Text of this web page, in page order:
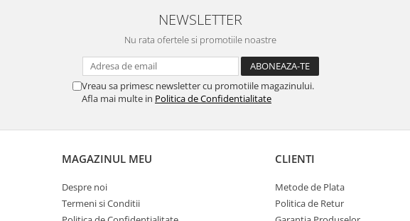
NEWSLETTER
Nu rata ofertele si promotiile noastre
Vreau sa primesc newsletter cu promotiile magazinului.
Afla mai multe in Politica de Confidentialitate
MAGAZINUL MEU
Despre noi
Termeni si Conditii
CLIENTI
Metode de Plata
Politica de Retur